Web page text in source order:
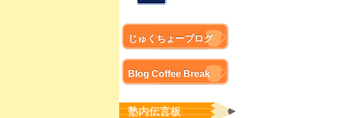
じゅくちょーブログ
Blog Coffee Break
塾内伝言板